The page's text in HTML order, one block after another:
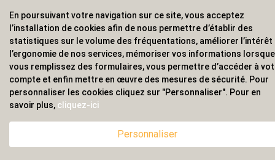
En poursuivant votre navigation sur ce site, vous acceptez
l’installation de cookies afin de nous permettre d’établir des
statistiques sur le volume des fréquentations, améliorer l’intérêt
l’ergonomie de nos services, mémoriser vos informations lorsque
vous remplissez des formulaires, vous permettre d’accéder à
compte et enfin mettre en œuvre des mesures de sécurité. Pour
personnaliser les cookies cliquez sur "Personnaliser". Pour en
savoir plus, cliquez-ici
Personnaliser